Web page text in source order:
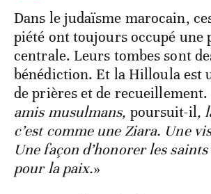
Dans le judaïsme marocain,
piété ont toujours occupé une
centrale. Leurs tombes sont
bénédiction. Et la Hilloula est
de prières et de recueillement.
amis musulmans, poursuit-il,
c’est comme une Ziara. Une
Une façon d’honorer les
pour la paix.»